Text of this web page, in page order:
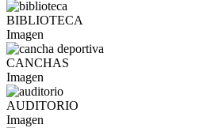
BIBLIOTECA
Imagen
CANCHAS
Imagen
AUDITORIO
Imagen